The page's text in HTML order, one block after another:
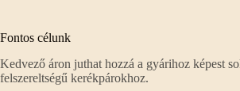
Fontos célunk
Kedvező áron juthat hozzá a gyárihoz képest
felszereltségű kerékpárokhoz.